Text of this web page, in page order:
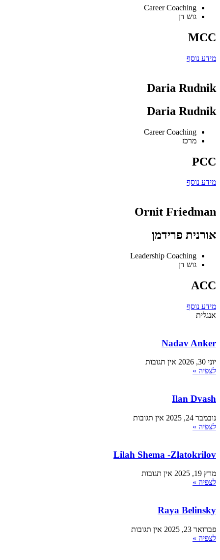
Career Coaching
גוש דן
MCC
מידע נוסף
Daria Rudnik
Daria Rudnik
Career Coaching
מרכז
PCC
מידע נוסף
Ornit Friedman
אורנית פרידמן
Leadership Coaching
גוש דן
ACC
מידע נוסף
אנגלית
Nadav Anker
יוני 30, 2026
אין תגובות
לצפיה »
Ilan Dvash
נובמבר 24, 2025
אין תגובות
לצפיה »
Lilah Shema -Zlatokrilov
מרץ 19, 2025
אין תגובות
לצפיה »
Raya Belinsky
פברואר 23, 2025
אין תגובות
לצפיה »